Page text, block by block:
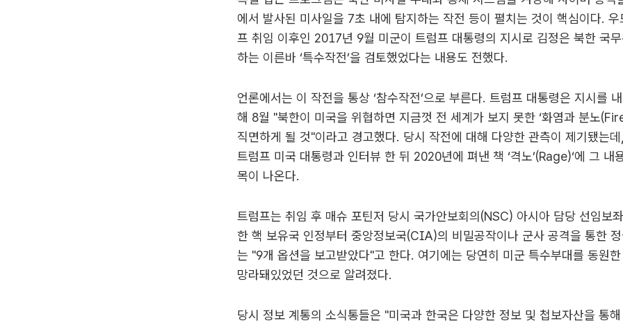
에서 발사된 미사일을 7초 내에 탐지하는 작전 등이 펼치는 것이 핵심이다. 우
프 취임 이후인 2017년 9월 미군이 트럼프 대통령의 지시로 김정은 북한 국
하는 이른바 ‘특수작전’을 검토했었다는 내용도 전했다.
언론에서는 이 작전을 통상 ‘참수작전’으로 부른다. 트럼프 대통령은 지시를
해 8월 "북한이 미국을 위협하면 지금껏 전 세계가 보지 못한 ‘화염과 분노
직면하게 될 것"이라고 경고했다. 당시 작전에 대해 다양한 관측이 제기됐는
트럼프 미국 대통령과 인터뷰 한 뒤 2020년에 펴낸 책 ‘격노’(Rage)‘에 그 내
목이 나온다.
트럼프는 취임 후 매슈 포틴저 당시 국가안보회의(NSC) 아시아 담당 선임보
한 핵 보유국 인정부터 중앙정보국(CIA)의 비밀공작이나 군사 공격을 통한
는 "9개 옵션을 보고받았다"고 한다. 여기에는 당연히 미군 특수부대를 동원
망라돼있었던 것으로 알려졌다.
당시 정보 계통의 소식통들은 "미국과 한국은 다양한 정보 및 첩보자산을 통